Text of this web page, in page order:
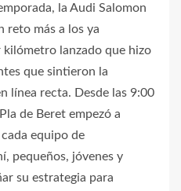
la Audi Salomon
reto más a los ya
lanzado que hizo
que sintieron la
línea recta. Desde las 9:00
de Beret empezó a
equipo de
pequeños, jóvenes y
su estrategia para